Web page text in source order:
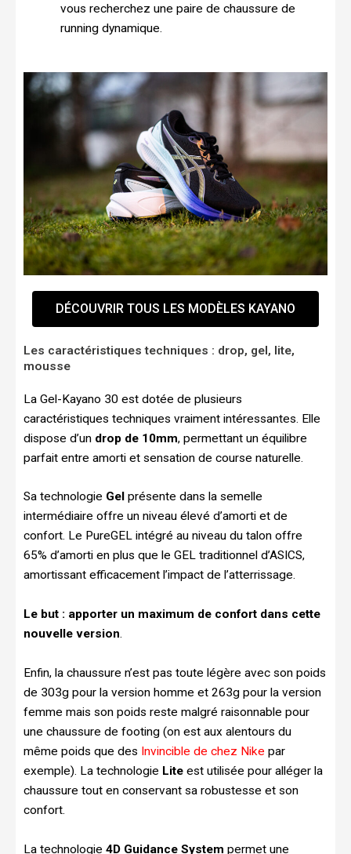
vous recherchez une paire de chaussure de
running dynamique.
DÉCOUVRIR TOUS LES MODÈLES KAYANO
Les caractéristiques techniques : drop, gel, lite,
mousse
La Gel-Kayano 30 est dotée de plusieurs
caractéristiques techniques vraiment intéressantes. Elle
dispose d’un drop de 10mm, permettant un équilibre
parfait entre amorti et sensation de course naturelle.
Sa technologie Gel présente dans la semelle
intermédiaire offre un niveau élevé d’amorti et de
confort. Le PureGEL intégré au niveau du talon offre
65% d’amorti en plus que le GEL traditionnel d’ASICS,
amortissant efficacement l’impact de l’atterrissage.
Le but : apporter un maximum de confort dans cette
nouvelle version.
Enfin, la chaussure n’est pas toute légère avec son poids
de 303g pour la version homme et 263g pour la version
femme mais son poids reste malgré raisonnable pour
une chaussure de footing (on est aux alentours du
même poids que des Invincible de chez Nike par
exemple). La technologie Lite est utilisée pour alléger la
chaussure tout en conservant sa robustesse et son
confort.
La technologie 4D Guidance System permet une